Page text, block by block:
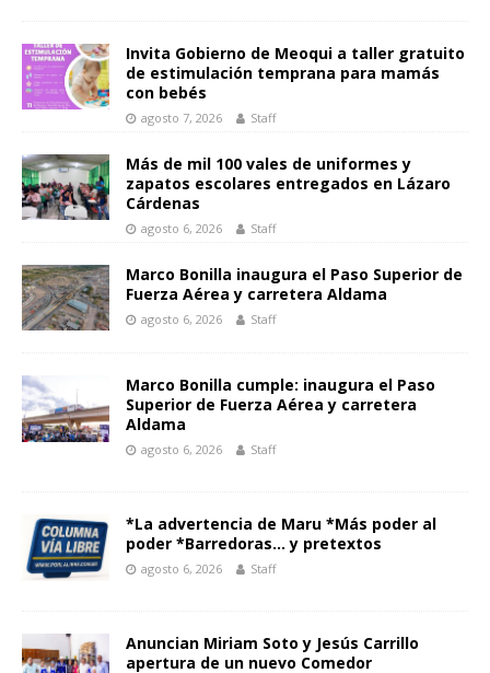
b
o
k
s
A
p
p
e
n
g
er
l y
k
p
r
Invita Gobierno de Meoqui a taller gratuito
de estimulación temprana para mamás
con bebés
agosto 7, 2026 Staff
Más de mil 100 vales de uniformes y
zapatos escolares entregados en Lázaro
Cárdenas
agosto 6, 2026 Staff
Marco Bonilla inaugura el Paso Superior de
Fuerza Aérea y carretera Aldama
agosto 6, 2026 Staff
Marco Bonilla cumple: inaugura el Paso
Superior de Fuerza Aérea y carretera
Aldama
agosto 6, 2026 Staff
*La advertencia de Maru *Más poder al
poder *Barredoras… y pretextos
agosto 6, 2026 Staff
Anuncian Miriam Soto y Jesús Carrillo
apertura de un nuevo Comedor